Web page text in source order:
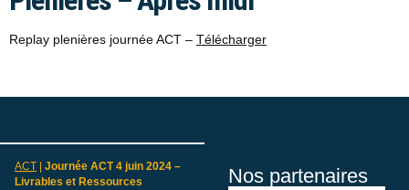
Replay plenières journée ACT – Télécharger
ACT
Journée ACT 4 juin 2024 –
Livrables et Ressources
Nos partenaires